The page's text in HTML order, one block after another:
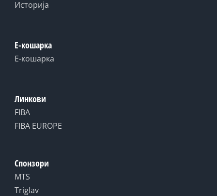
Историја
Е-кошарка
Е-кошарка
Линкови
FIBA
FIBA EUROPE
Спонзори
MTS
Triglav